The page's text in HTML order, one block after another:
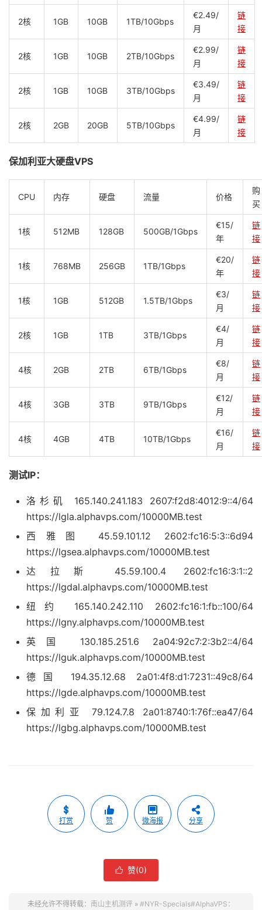
2核 1GB 10GB 1TB/10Gbps
€2.49/
月
链
接
2核 1GB 10GB 2TB/10Gbps
€2.99/
月
链
接
2核 1GB 10GB 3TB/10Gbps
€3.49/
月
链
接
2核 2GB 20GB 5TB/10Gbps
€4.99/
月
链
接
保加利亚大硬盘VPS
CPU 内存 硬盘 流量 价格
购
买
1核 512MB 128GB 500GB/1Gbps
€15/
年
链
接
1核 768MB 256GB 1TB/1Gbps
€20/
年
链
接
1核 1GB 512GB 1.5TB/1Gbps
€3/
月
链
接
2核 1GB 1TB 3TB/1Gbps
€4/
月
链
接
4核 2GB 2TB 6TB/1Gbps
€8/
月
链
接
4核 3GB 3TB 9TB/1Gbps
€12/
月
链
接
4核 4GB 4TB 10TB/1Gbps
€16/
月
链
接
测试IP：
洛杉矶 165.140.241.183 2607:f2d8:4012:9::4/64
https://lgla.alphavps.com/10000MB.test
西雅图 45.59.101.12 2602:fc16:5:3::6d94
https://lgsea.alphavps.com/10000MB.test
达拉斯 45.59.100.4 2602:fc16:3:1::2
https://lgdal.alphavps.com/10000MB.test
纽约 165.140.242.110 2602:fc16:1:fb::100/64
https://lgny.alphavps.com/10000MB.test
英国 130.185.251.6 2a04:92c7:2:3b2::4/64
https://lguk.alphavps.com/10000MB.test
德国 194.35.12.68 2a01:4f8:d1:7231::49c8/64
https://lgde.alphavps.com/10000MB.test
保加利亚 79.124.7.8 2a01:8740:1:76f::ea47/64
https://lgbg.alphavps.com/10000MB.test
打赏 赞 微海报 分享
 赞(0)
未经允许不得转载： 南山主机测评 » #NYR-Specials#AlphaVPS：